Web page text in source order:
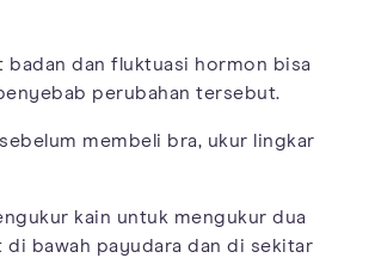
badan dan fluktuasi hormon bisa
perubahan tersebut.
membeli bra, ukur lingkar
kain untuk mengukur dua
di bawah payudara dan di sekitar